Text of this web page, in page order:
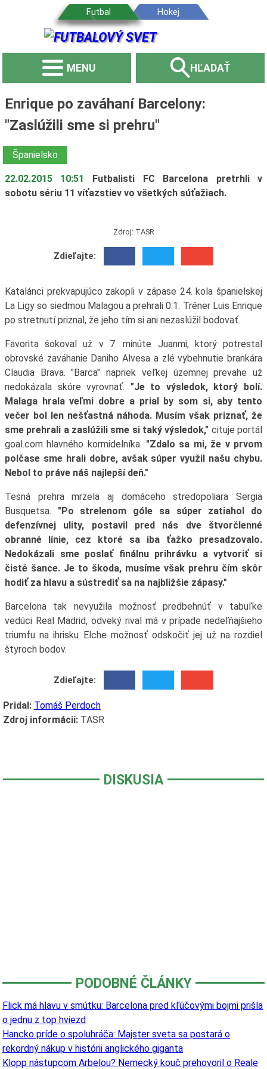
MENU HĽADAŤ
Enrique po zaváhaní Barcelony:
"Zaslúžili sme si prehru"
Španielsko
22.02.2015 10:51
Futbalisti FC Barcelona pretrhli v
sobotu sériu 11 víťazstiev vo všetkých súťažiach.
Zdroj: TASR
Zdieľajte:
Katalánci prekvapujúco zakopli v zápase 24. kola španielskej
La Ligy so siedmou Malagou a prehrali 0:1. Tréner Luis Enrique
po stretnutí priznal, že jeho tím si ani nezaslúžil bodovať.
Favorita šokoval už v 7. minúte Juanmi, ktorý potrestal
obrovské zaváhanie Daniho Alvesa a zlé vybehnutie brankára
Claudia Brava. "Barca" napriek veľkej územnej prevahe už
nedokázala skóre vyrovnať. "Je to výsledok, ktorý bolí.
Malaga hrala veľmi dobre a prial by som si, aby tento
večer bol len nešťastná náhoda. Musím však priznať, že
sme prehrali a zaslúžili sme si taký výsledok," cituje portál
goal.com hlavného kormidelníka. "Zdalo sa mi, že v prvom
polčase sme hrali dobre, avšak súper využil našu chybu.
Nebol to práve náš najlepší deň."
Tesná prehra mrzela aj domáceho stredopoliara Sergia
Busquetsa. "Po strelenom góle sa súper zatiahol do
defenzívnej ulity, postavil pred nás dve štvorčlenné
obranné línie, cez ktoré sa iba ťažko presadzovalo.
Nedokázali sme poslať finálnu prihrávku a vytvoriť si
čisté šance. Je to škoda, musíme však prehru čím skôr
hodiť za hlavu a sústrediť sa na najbližšie zápasy."
Barcelona tak nevyužila možnosť predbehnúť v tabuľke
vedúci Real Madrid, odveký rival má v prípade nedeľňajšieho
triumfu na ihrisku Elche možnosť odskočiť jej už na rozdiel
štyroch bodov.
Zdieľajte:
Pridal: Tomáš Perdoch
Zdroj informácií:TASR
DISKUSIA
PODOBNÉ ČLÁNKY
Flick má hlavu v smútku: Barcelona pred kľúčovými bojmi prišla
o jednu z top hviezd
Hancko príde o spoluhráča: Majster sveta sa postará o
rekordný nákup v histórii anglického giganta
Klopp nástupcom Arbelou? Nemecký kouč prehovoril o Reale